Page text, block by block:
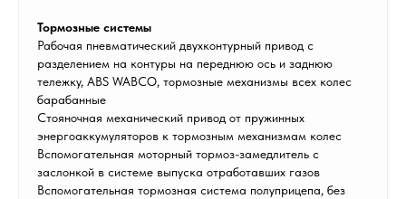
Тормозные системы
Рабочая пневматический двухконтурный привод с
разделением на контуры на переднюю ось и заднюю
тележку, ABS WABCO, тормозные механизмы всех колес
барабанные
Стояночная механический привод от пружинных
энергоаккумуляторов к тормозным механизмам колес
Вспомогательная моторный тормоз-замедлитель с
заслонкой в системе выпуска отработавших газов
Вспомогательная тормозная система полуприцепа, без